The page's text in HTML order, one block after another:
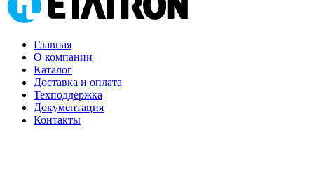
Главная
О компании
Каталог
Доставка и оплата
Техподдержка
Документация
Контакты